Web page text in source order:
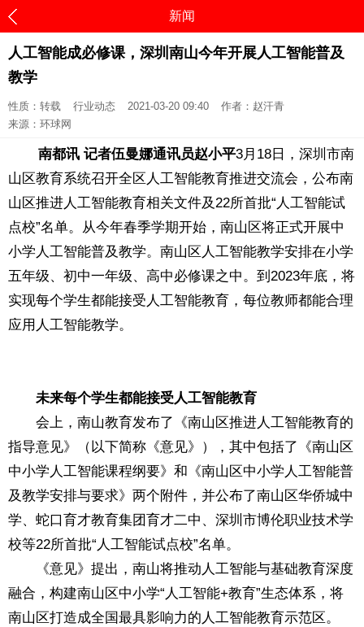
新闻
人工智能成必修课，深圳南山今年开展人工智能普及
教学
性质：转载 行业动态 2021-03-20 09:40
作者：赵汗青
来源：环球网
南都讯 记者伍曼娜通讯员赵小平3月18日，深圳市南
山区教育系统召开全区人工智能教育推进交流会，公布南
山区推进人工智能教育相关文件及22所首批“人工智能试
点校”名单。从今年春季学期开始，南山区将正式开展中
小学人工智能普及教学。南山区人工智能教学安排在小学
五年级、初中一年级、高中必修课之中。到2023年底，将
实现每个学生都能接受人工智能教育，每位教师都能合理
应用人工智能教学。
未来每个学生都能接受人工智能教育
会上，南山教育发布了《南山区推进人工智能教育的
指导意见》（以下简称《意见》），其中包括了《南山区
中小学人工智能课程纲要》和《南山区中小学人工智能普
及教学安排与要求》两个附件，并公布了南山区华侨城中
学、蛇口育才教育集团育才二中、深圳市博伦职业技术学
校等22所首批“人工智能试点校”名单。
《意见》提出，南山将推动人工智能与基础教育深度
融合，构建南山区中小学“人工智能+教育”生态体系，将
南山区打造成全国最具影响力的人工智能教育示范区。